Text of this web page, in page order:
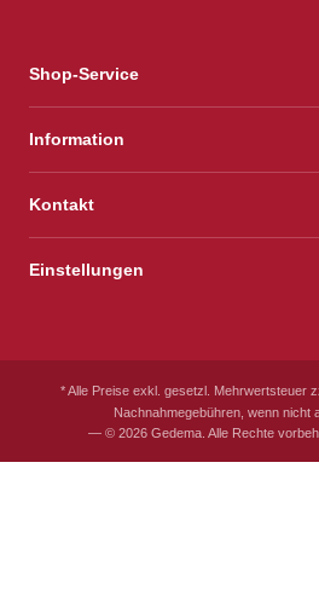
Shop-Service
Information
Kontakt
Einstellungen
* Alle Preise exkl. gesetzl. Mehrwertsteuer
Nachnahmegebühren, wenn nicht
— © 2026 Gedema. Alle Rechte